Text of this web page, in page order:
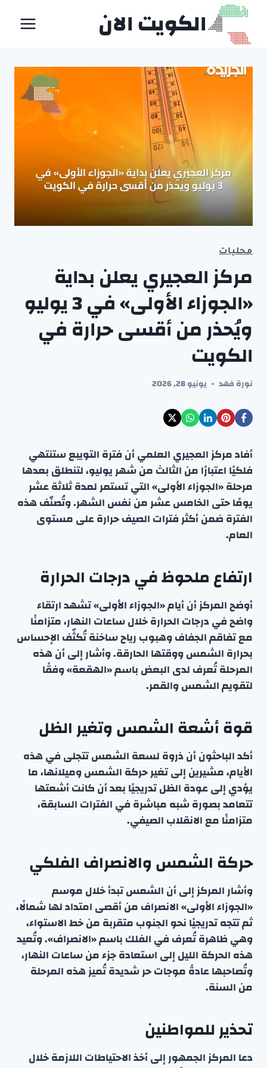
التجاوز
المحتوى
الكويت الان
محليات
مركز العجيري يعلن بداية
«الجوزاء الأولى» في 3 يوليو
ويُحذر من أقسى حرارة في
الكويت
نورة فهد يونيو 28, 2026
أفاد مركز العجيري العلمي أن فترة التويبع ستنتهي
فلكيًا اعتبارًا من الثالث من شهر يوليو، لتنطلق بعدها
مرحلة «الجوزاء الأولى» التي تستمر لمدة ثلاثة عشر
يومًا حتى الخامس عشر من نفس الشهر. وتُصنّف هذه
الفترة ضمن أكثر فترات الصيف حرارة على مستوى
العام.
ارتفاع ملحوظ في درجات الحرارة
أوضح المركز أن أيام «الجوزاء الأولى» تشهد ارتقاء
واضح في درجات الحرارة خلال ساعات النهار، متزامنًا
مع تفاقم الجفاف وهبوب رياح ساخنة تُكثّف الإحساس
بحرارة الشمس ووقتها الحارقة. وأشار إلى أن هذه
المرحلة تُعرف لدى البعض باسم «الهقعة» وفقًا
لتقويم الشمس والقمر.
قوة أشعة الشمس وتغير الظل
أكد الباحثون أن ذروة لسعة الشمس تتجلى في هذه
الأيام، مشيرين إلى تغير حركة الشمس وميلانها، ما
يؤدي إلى عودة الظل تدريجيًا بعد أن كانت أشعتها
تتعامد بصورة شبه مباشرة في الفترات السابقة،
متزامنًا مع الانقلاب الصيفي.
حركة الشمس والانصراف الفلكي
وأشار المركز إلى أن الشمس تبدأ خلال موسم
«الجوزاء الأولى» الانصراف من أقصى امتداد لها شمالًا،
ثم تتجه تدريجيًا نحو الجنوب متقربة من خط الاستواء،
وهي ظاهرة تُعرف في الفلك باسم «الانصراف». وتُعيد
هذه الحركة الليل إلى استعادة جزء من ساعات النهار،
وتُصاحبها عادةً موجات حر شديدة تُميز هذه المرحلة
من السنة.
تحذير للمواطنين
دعا المركز الجمهور إلى أخذ الاحتياطات اللازمة خلال